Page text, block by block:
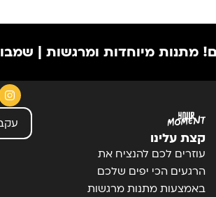
מיוחדות ומרגשות | שמבוססות
קצת עלינו
עוזרים לכם להנציח את
הרגעים הכי יפים שלכם
באמצעות מתנות מרגשות